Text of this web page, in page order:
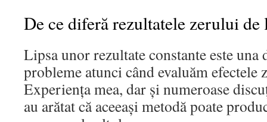
De ce diferă rezultatele zerului de
Lipsa unor rezultate constante este
probleme atunci când evaluăm
Experiența mea, dar și numeroase
au arătat că aceeași metodă poate